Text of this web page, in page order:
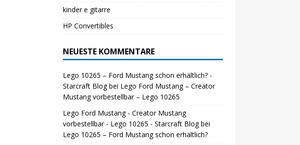
kinder e gitarre
HP Convertibles
NEUESTE KOMMENTARE
Lego 10265 – Ford Mustang schon erhältlich? -
Starcraft Blogbei Lego Ford Mustang – Creator
Mustang vorbestellbar – Lego 10265
Lego Ford Mustang - Creator Mustang
vorbestellbar - Lego 10265 - Starcraft Blogbei
Lego 10265 – Ford Mustang schon erhältlich?